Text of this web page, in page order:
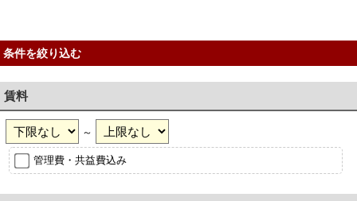
条件を絞り込む
賃料
～
管理費・共益費込み